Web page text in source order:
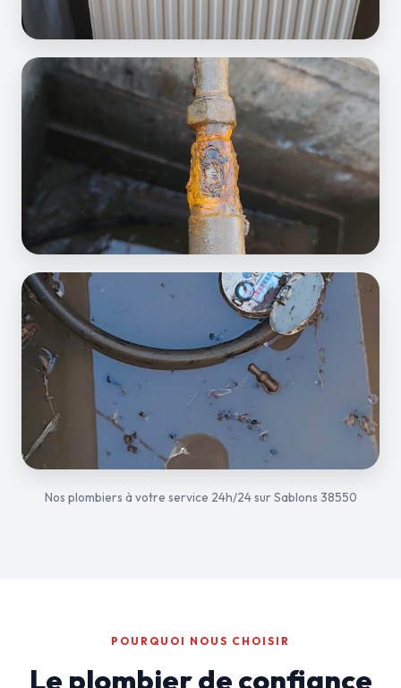
Nos plombiers à votre service 24h/24 sur Sablons 38550
POURQUOI NOUS CHOISIR
Le plombier de confiance